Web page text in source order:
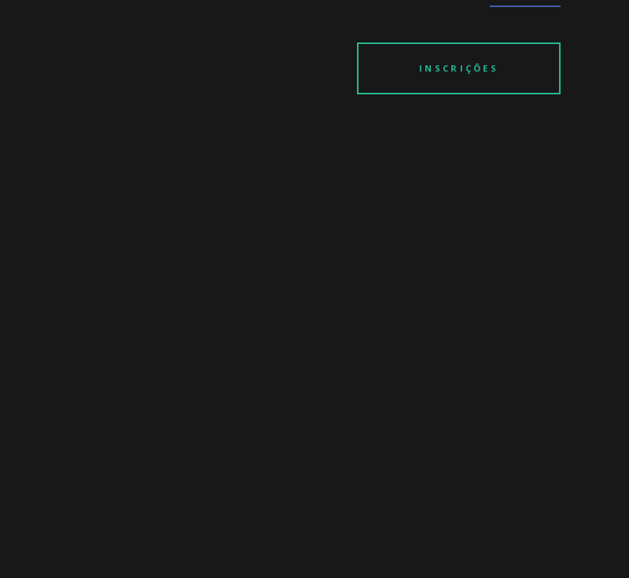
INSCRIÇÕES